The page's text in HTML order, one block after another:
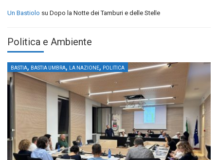
Un Bastiolo su Dopo la Notte dei Tamburi e delle Stelle
Politica e Ambiente
BASTIA, BASTIA UMBRA, LA NAZIONE, POLITICA